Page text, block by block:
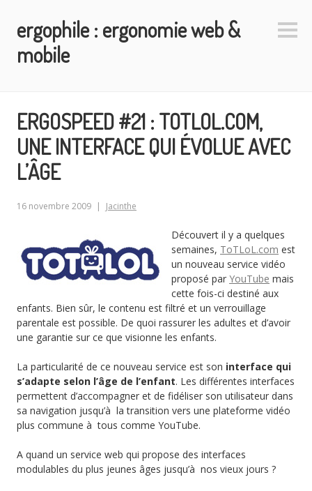
contenu
principal
ergophile : ergonomie web &
mobile
ERGOSPEED #21 : TOTLOL.COM,
UNE INTERFACE QUI ÉVOLUE AVEC
L’ÂGE
16 novembre 2009 Jacinthe
Découvert il y a quelques
semaines, ToTLoL.com est
un nouveau service vidéo
proposé par YouTube mais
cette fois-ci destiné aux
enfants. Bien sûr, le contenu est filtré et un verrouillage
parentale est possible. De quoi rassurer les adultes et d’avoir
une garantie sur ce que visionne les enfants.
La particularité de ce nouveau service est son interface qui
s’adapte selon l’âge de l’enfant. Les différentes interfaces
permettent d’accompagner et de fidéliser son utilisateur dans
sa navigation jusqu’à la transition vers une plateforme vidéo
plus commune à tous comme YouTube.
A quand un service web qui propose des interfaces
modulables du plus jeunes âges jusqu’à nos vieux jours ?